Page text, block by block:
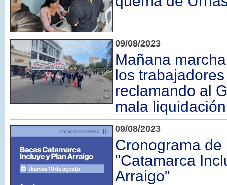
09/08/2023
Mañana
los
reclamando al
mala
09/08/2023
Cronograma de
"Catamarca
Arraigo"